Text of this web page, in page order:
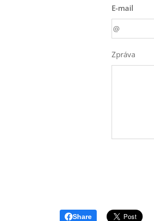
E-mail
Zpráva
Share